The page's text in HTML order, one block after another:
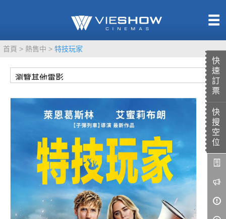
快
速
訂
票
快
搜
空
位
首頁 熱售中 特技玩家
TITAN SCREEN
MUCROWN
IMAX
4DX
VR 演唱會
GOLD CLASS
AD口述影像
LIVE演唱會
影城餐飲
UNICORN